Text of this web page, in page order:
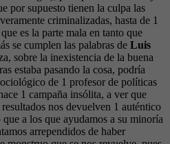
por supuesto tienen la culpa las
criminalizadas, hasta de 1
es la parte mala en tanto que
se cumplen las palabras de Luis
sobre la inexistencia de la buena
estaba pasando la cosa, podría
de 1 profesor de políticas
1 campaña insólita, a ver que
nos devuelven 1 auténtico
a los que ayudamos a su minoría
arrependidos de haber